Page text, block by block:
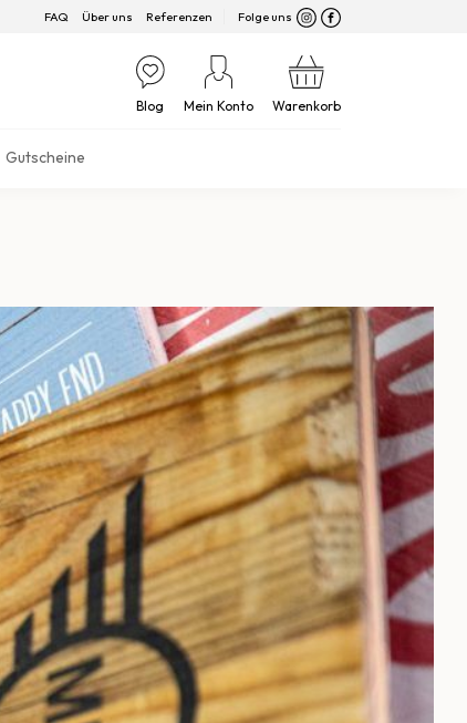
FAQ Über uns Referenzen Folge uns
Blog Mein Konto Warenkorb
Gutscheine